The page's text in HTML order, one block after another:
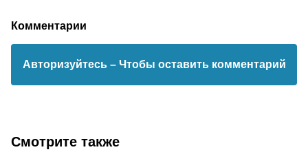
Комментарии
Авторизуйтесь – Чтобы оставить комментарий
Смотрите также